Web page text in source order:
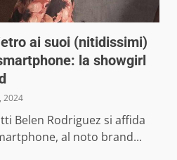
ai suoi (nitidissimi)
la showgirl
2024
Belen Rodriguez si affida
al noto brand...